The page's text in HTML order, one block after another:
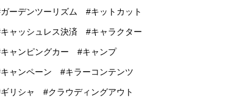
ガーデンツーリズム キットカット
キャッシュレス決済 キャラクター
キャンピングカー キャンプ
キャンペーン キラーコンテンツ
ギリシャ クラウディングアウト